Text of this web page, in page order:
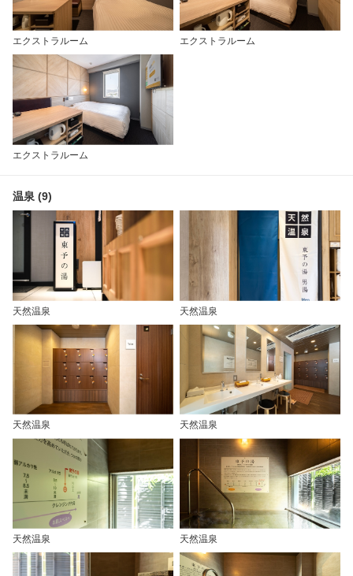
エクストラルーム エクストラルーム
エクストラルーム
温泉 (9)
天然温泉 天然温泉
天然温泉 天然温泉
天然温泉 天然温泉